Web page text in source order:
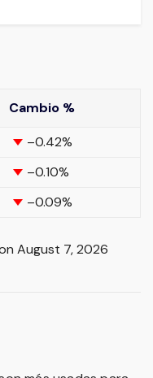
Cambio %
–0.42%
–0.10%
–0.09%
August 7, 2026